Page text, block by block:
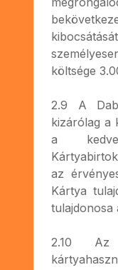
költsége
2.9 A
kizárólag a
a
az
Kártya
tulajdonosa
2.10 Az